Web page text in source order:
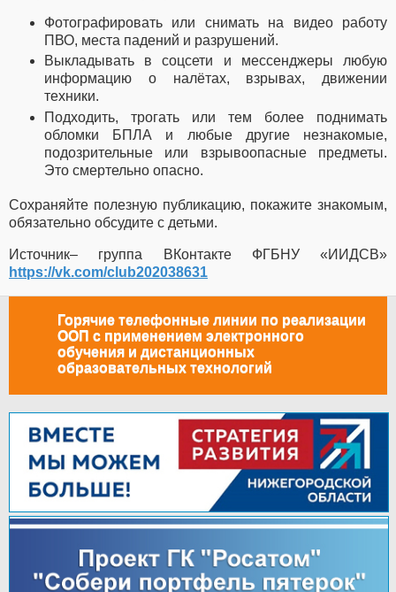
Фотографировать или снимать на видео работу
ПВО, места падений и разрушений.
Выкладывать в соцсети и мессенджеры любую
информацию о налётах, взрывах, движении
техники.
Подходить, трогать или тем более поднимать
обломки БПЛА и любые другие незнакомые,
подозрительные или взрывоопасные предметы.
Это смертельно опасно.
Сохраняйте полезную публикацию, покажите знакомым,
обязательно обсудите с детьми.
Источник– группа ВКонтакте ФГБНУ «ИИДСВ»
https://vk.com/club202038631
Горячие телефонные линии по реализации
ООП с применением электронного
обучения и дистанционных
образовательных технологий